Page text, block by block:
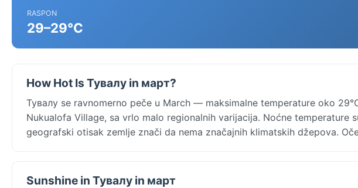
RASPON
29–29°C
How Hot Is Тувалу in март?
Тувалу se ravnomerno peče u March — maksimalne temperature oko
Nukualofa Village, sa vrlo malo regionalnih varijacija. Noćne temperature
geografski otisak zemlje znači da nema značajnih klimatskih džepova.
Sunshine in Тувалу in март